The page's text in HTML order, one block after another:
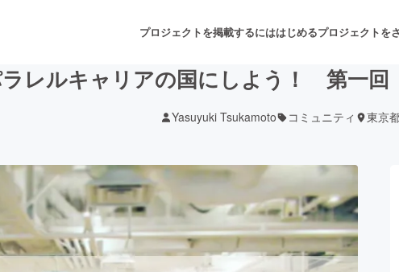
プロジェクトを掲載するにははじめるプロジェクトを
音楽 舞台・パフ
ット ゲーム・サービス開発 フード・飲食
レルキャリアの国にしよう！ 第一回
Yasuyuki Tsukamoto コミュニティ 東京